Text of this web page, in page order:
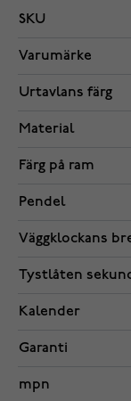
SKU
Varumärke
Urtavlans färg
Material
Färg på ram
Pendel
Väggklockans
Tystlåten
Kalender
Garanti
mpn